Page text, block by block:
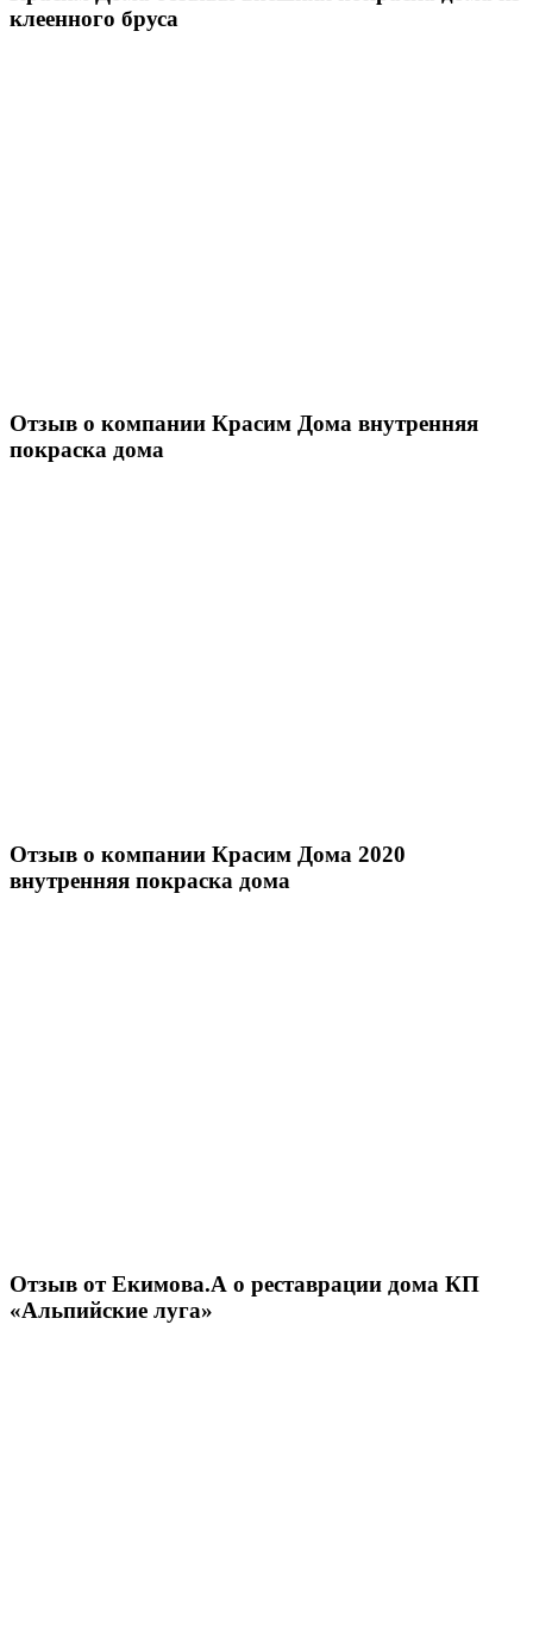
клеенного бруса
Отзыв о компании Красим Дома внутренняя
покраска дома
Отзыв о компании Красим Дома 2020
внутренняя покраска дома
Отзыв от Екимова.А о реставрации дома КП
«Альпийские луга»